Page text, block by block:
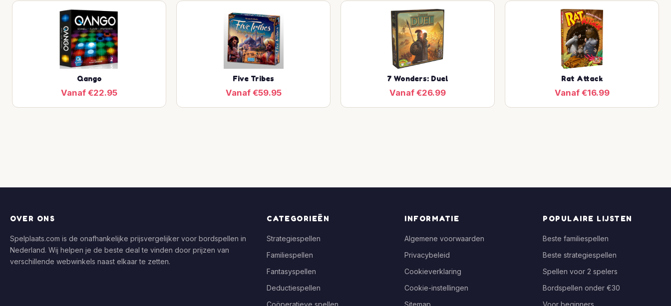
Qango
Vanaf €22.95
Five Tribes
Vanaf €59.95
7 Wonders: Duel
Vanaf €26.99
Rat Attack
Vanaf €16.99
OVER ONS
Spelplaats.com is de onafhankelijke prijsvergelijker voor bordspellen in
Nederland. Wij helpen je de beste deal te vinden door prijzen van
verschillende webwinkels naast elkaar te zetten.
CATEGORIEËN
Strategiespellen
Familiespellen
Fantasyspellen
Deductiespellen
INFORMATIE
Algemene voorwaarden
Privacybeleid
Cookieverklaring
Cookie-instellingen
POPULAIRE LIJSTEN
Beste familiespellen
Beste strategiespellen
Spellen voor 2 spelers
Bordspellen onder €30